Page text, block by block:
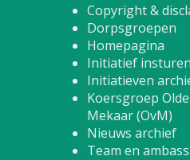
Copyright &
Dorpsgroepen
Homepagina
Initiatief insturen
Initiatieven
Koersgroep
Mekaar (OvM)
Nieuws archief
Team en